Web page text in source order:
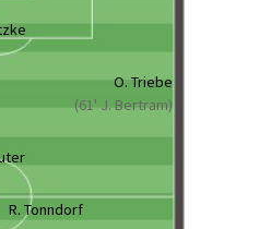
O. Triebe
(61' J. Bertram)
R. Tonndorf